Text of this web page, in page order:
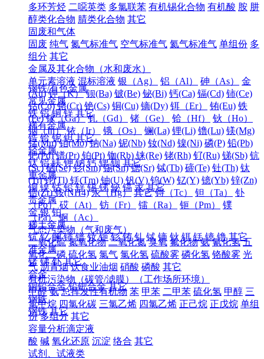
多环芳烃 二噁英类 多氯联苯 有机锡化合物 有机酸 胺 肼
醇类化合物 腈类化合物 其它
固废和气体
固废 纯气 氮气标准气 空气标准气 氦气标准气 单组份 多
组分 其它
金属及其化合物（水和废水）
单元素溶液 混标溶液 银（Ag） 铝（Al） 砷（As）
金
(Au) 钾（K） 钡(Ba) 铍(Be) 铋(Bi) 钙(Ca) 镉(Cd) 铈(Ce)
钴(Co) 铬(Cr) 铯(Cs) 铜(Cu) 镝(Dy) 铒（Er） 铕(Eu) 铁
(Fe) 镓（Ga） 钆（Gd） 锗（Ge） 铪（Hf）
钬（Ho）
铟（In） 铱（Ir） 锇（Os） 镧(La) 锂(Li) 镥(Lu) 镁(Mg)
锰(Mn) 钼(Mo) 钠(Na) 铌(Nb) 钕(Nd) 镍(Ni) 磷(P) 铅(Pb)
钯(Pd) 镨(Pr) 铂(Pt) 铷(Rb) 铼(Re) 铑(Rh) 钌(Ru) 锑(Sb) 钪
(Sc) 硒(Se) 钐(Sm) 锡(Sn) 锶(Sr) 铽(Tb) 碲(Te) 钍(Th) 钛
(Ti) 铊(Tl) 铥(Tm) 铀(U) 钒(V) 钨(W) 钇(Y) 镱(Yb) 锌(Zn)
锆(Zr) 铵(NH4) 汞（Hg） 其它 锝（Tc） 钽（Ta）
钋
（Po） 砹（At） 钫（Fr） 镭（Ra） 钷（Pm）
镤
（Pa） 锕（Ac）
气态污染物（气和废气）
二氧化硫 氮氧化物 二氧化氮 臭氧 氟化物 氨 氰化氢 五
氧化二磷 硫化氢 氯气 氯化氢 硫酸雾 磷化氢 铬酸雾 光
气 沥青烟 饮食业油烟 硝酸 磷酸 其它
有机污染物（碳管/滤膜）（工作场所环境）
甲醛 氨 总挥发性有机物 苯 甲苯 二甲苯 硫化氢 甲醇 三
氯甲烷 四氯化碳 三氯乙烯 四氯乙烯 正己烷 正戊烷 单组
份 多组分 其它
容量分析滴定液
酸 碱 氧化还原 沉淀 络合 其它
试剂、试液类
钢铁/有色金属
常见金属
铁 铝 铜 锌 其它
稀有金属
锆 铪 铌 钽 其它
轻金属
钛 铝 镁 钾 钠 钙 锶 钡 其它
重金属
铜 镍 钴 铅 锌 锡 锑 铋 镉 汞 其它
贵金属
金 银 铂
稀土金属
钪 钇 镧 铈 镨 钕 钷 钐 铕 钆 铽 镝 钬 铒 铥 镱 镥 其它
准金属
锗 锑 钋 其它
合金
铜铅合金 铅钯合金 其它
钢铁
钢铁 其它